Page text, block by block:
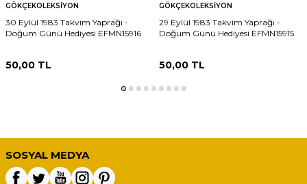
GÖKÇEKOLEKSIYON
30 Eylül 1983 Takvim Yaprağı -
Doğum Günü Hediyesi EFMN15916
50,00 TL
GÖKÇEKOLEKSIYON
29 Eylül 1983 Takvim Yaprağı -
Doğum Günü Hediyesi EFMN15915
50,00TL
SOSYAL MEDYA